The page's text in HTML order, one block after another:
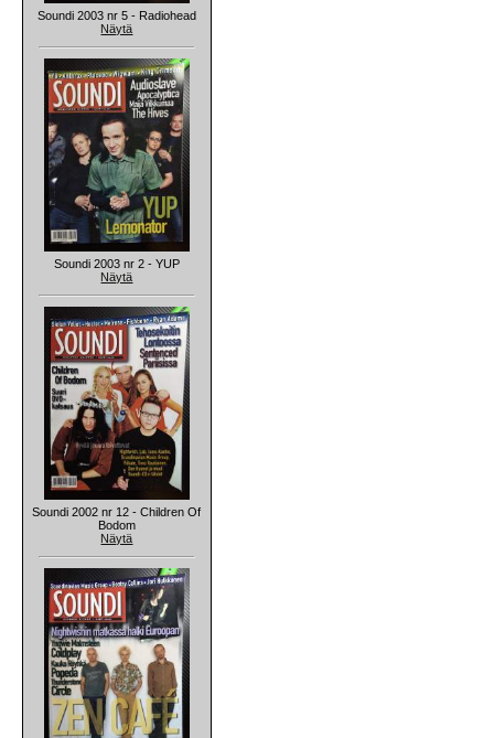
Soundi 2003 nr 5 - Radiohead
Näytä
Soundi 2003 nr 2 - YUP
Näytä
Soundi 2002 nr 12 - Children Of
Bodom
Näytä